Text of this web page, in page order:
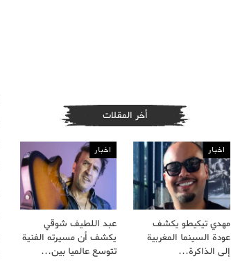
أخر المقلات
اخبار
مهدي تيكيطو يكشف
عودة السينما المغربية
إلى الذاكرة…
اخبار
عبد اللطيف شوقي
يكشف أن مسيرته الفنية
تتوسع عالميا بين…